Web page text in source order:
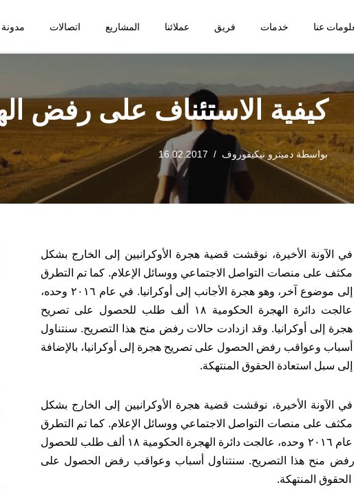
عنا خدمات فريق عملائنا المشاريع اتصالات مدونة
كيفية الاستئناف على رفض
بواسطة دميترو نيكيفوروف 16.02.2017
في الآونة الأخيرة، نوقشت قضية هجرة الأوكرانيين إلى الخارج بشكل
مكثف على منصات التواصل الاجتماعي ووسائل الإعلام. كما تم التطرق
إلى موضوع آخر، وهو هجرة الأجانب إلى أوكرانيا. في عام ٢٠١٦ وحده،
عالجت دائرة الهجرة الحكومية ١٨ ألف طلب للحصول على تصريح
هجرة إلى أوكرانيا. وقد ازدادت حالات رفض منح هذا التصريح. سنتناول
أسباب وعواقب رفض الحصول على تصريح هجرة إلى أوكرانيا، بالإضافة
إلى سبل استعادة الحقوق المنتهكة.
في الآونة الأخيرة، نوقشت قضية هجرة الأوكرانيين إلى الخارج بشكل
مكثف على منصات التواصل الاجتماعي ووسائل الإعلام. كما تم التطرق
إلى موضوع آخر، وهو هجرة الأجانب إلى أوكرانيا. في عام ٢٠١٦ وحده، عالجت دائرة الهجرة الحكومية ١٨ ألف طلب للحصول
رفض منح هذا التصريح. سنتناول أسباب وعواقب رفض الحصول على
المنتهكة.